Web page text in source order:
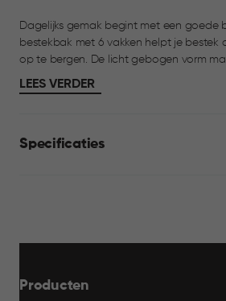
Dagelijks gemak begint met een goede
bestekbak met 6 vakken helpt je bestek
op te bergen. De licht gebogen vorm maakt de bestekbak
prettig in gebruik en zorgt ervoor dat je
de lade. Een eenvoudige oplossing die
LEES VERDER
Specificaties
Producten